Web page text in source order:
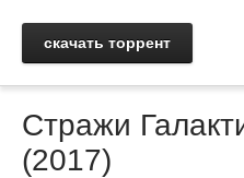
скачать торрент
Стражи
(2017)